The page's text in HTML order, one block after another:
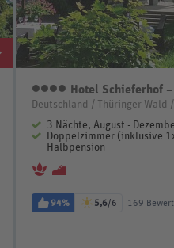
4 Sterne
Hotel Schieferhof
Deutschland / Thüringer Wald
3 Nächte, August -
Doppelzimmer (inklusive
Halbpension
94% 5,6/6 169